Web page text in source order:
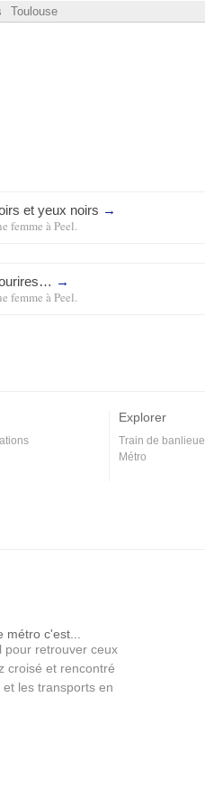
Toulouse
et yeux noirs →
femme àPeel.
→
femme àPeel.
Explorer
Train de banlieue
Métro
métro c'est...
pour retrouver ceux
croisé et rencontré
les transports en